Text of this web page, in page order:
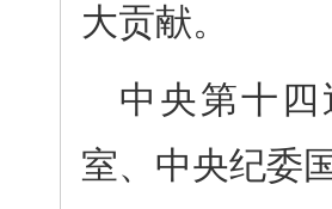
大贡献。
中央第十
室、中央纪委